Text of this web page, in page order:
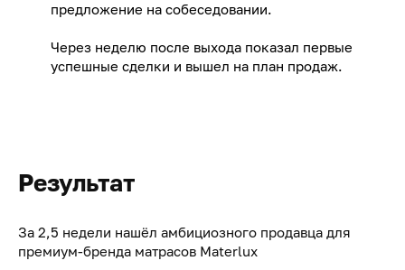
предложение на собеседовании.
Через неделю после выхода показал первые
успешные сделки и вышел на план продаж.
Результат
За 2,5 недели нашёл амбициозного продавца для
премиум-бренда матрасов Materlux